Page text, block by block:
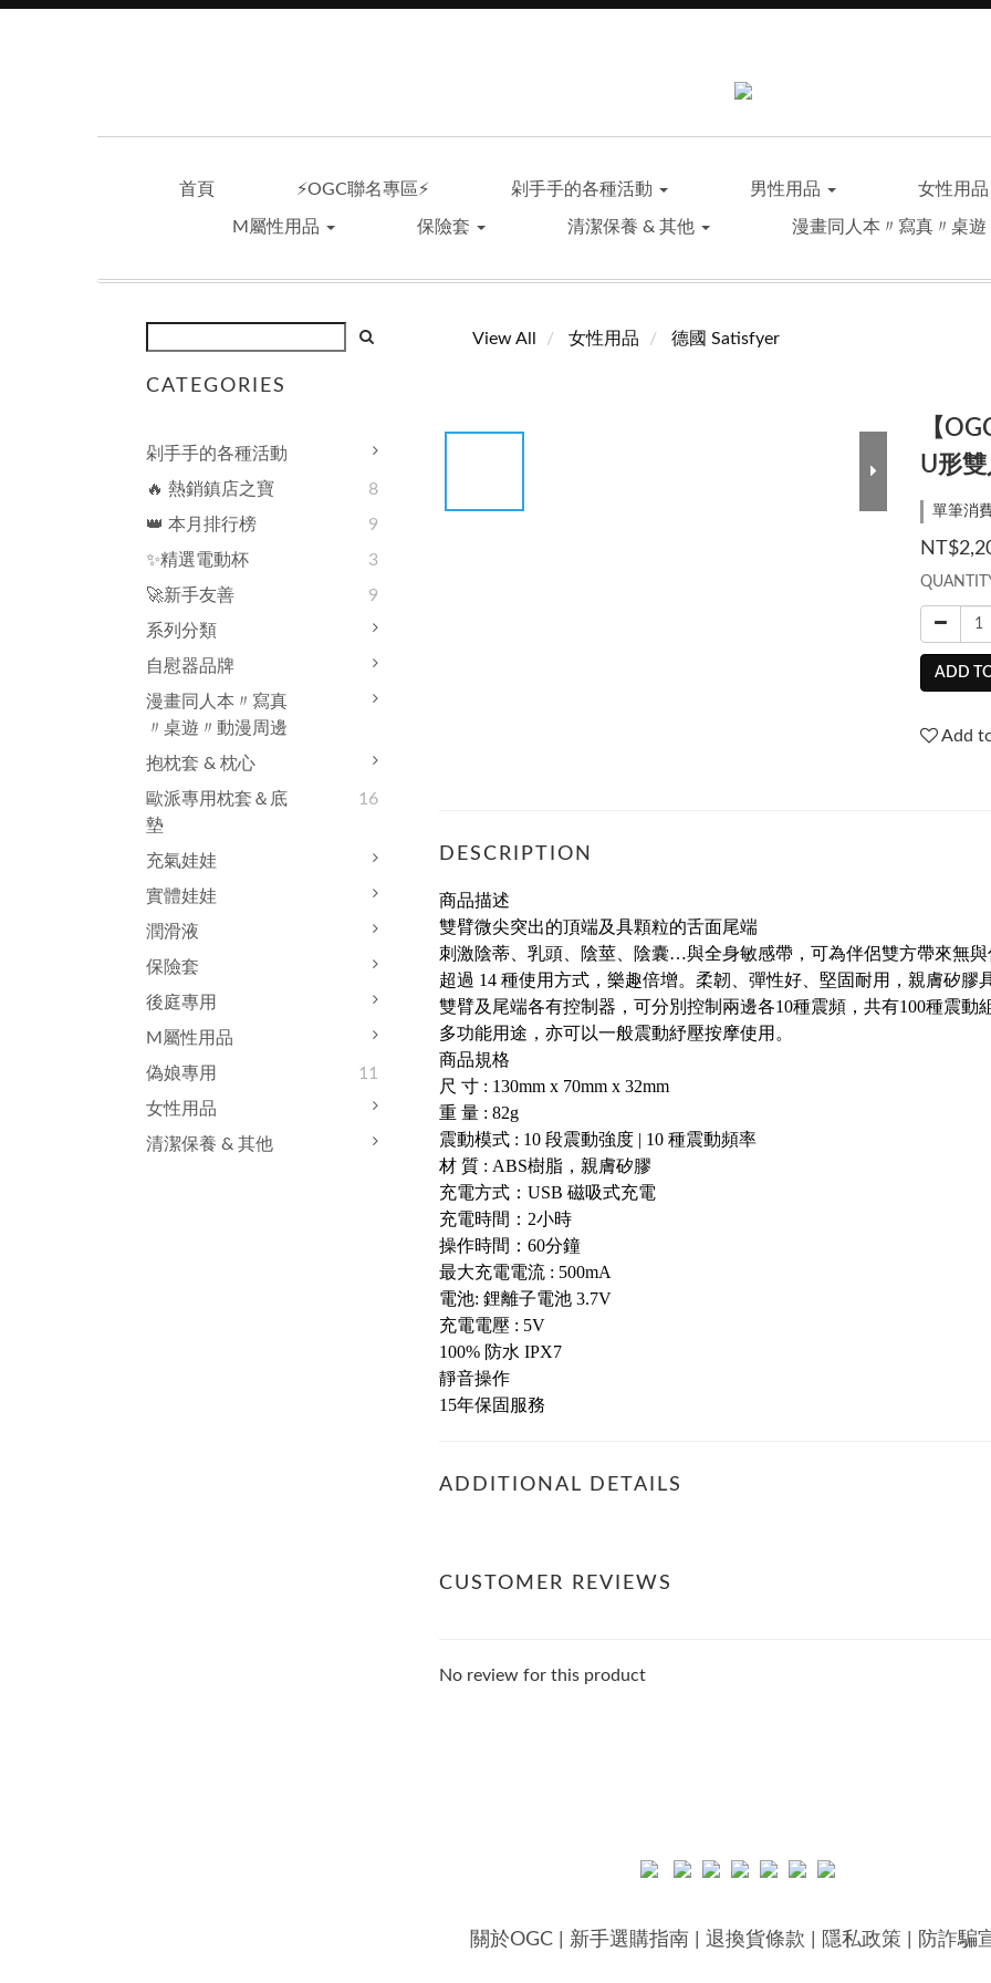
首頁 ⚡OGC聯名專區⚡ 剁手手的各種活動 男性用品 女性用
M屬性用品 保險套 清潔保養 & 其他 漫畫同人本〃寫真〃桌
CATEGORIES
剁手手的各種活動
🔥 熱銷鎮店之寶
8
👑 本月排行榜
9
✨精選電動杯
3
🚀新手友善
9
系列分類
自慰器品牌
漫畫同人本〃寫真
〃桌遊〃動漫周邊
抱枕套 & 枕心
歐派專用枕套＆底
墊
16
充氣娃娃
實體娃娃
潤滑液
保險套
後庭專用
M屬性用品
偽娘專用
11
女性用品
清潔保養 & 其他
View All 女性用品 德國 Satisfyer
【
U形
單筆消
ADD
Add
DESCRIPTION
商品描述
雙臂微尖突出的頂端及具顆粒的舌面尾端
刺激陰蒂、乳頭、陰莖、陰囊…與全身敏感帶，可為伴侶雙方帶來無
超過 14 種使用方式，樂趣倍增。柔韌、彈性好、堅固耐用，親膚矽
雙臂及尾端各有控制器，可分別控制兩邊各10種震頻，共有100種震動
多功能用途，亦可以一般震動紓壓按摩使用。
商品規格
尺 寸 : 130mm x 70mm x 32mm
重 量 : 82g
震動模式 : 10 段震動強度 | 10 種震動頻率
材 質 : ABS樹脂，親膚矽膠
充電方式：USB 磁吸式充電
充電時間：2小時
操作時間：60分鐘
最大充電電流 : 500mA
電池: 鋰離子電池 3.7V
充電電壓 : 5V
100% 防水 IPX7
靜音操作
15年保固服務
ADDITIONAL DETAILS
CUSTOMER REVIEWS
No review for this product
關於OGC| 新手選購指南| 退換貨條款 隱私政策 防詐騙